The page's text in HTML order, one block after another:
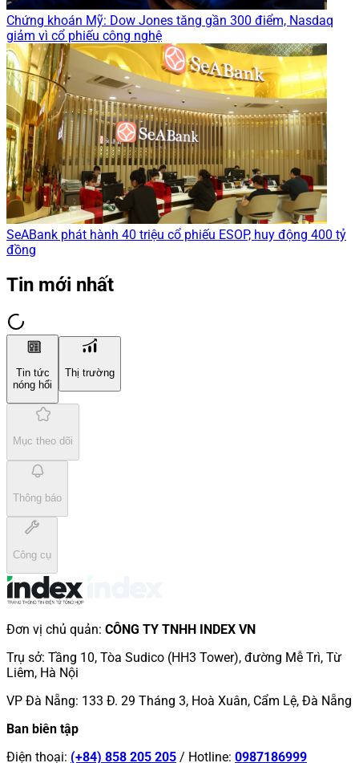
Chứng khoán Mỹ: Dow Jones tăng gần 300 điểm, Nasdaq
giảm vì cổ phiếu công nghệ
SeABank phát hành 40 triệu cổ phiếu ESOP, huy động 400 tỷ
đồng
Tin mới nhất
Tin tức
nóng hổi
Thị trường
Mục theo dõi
Thông báo
Công cụ
Đơn vị chủ quản: CÔNG TY TNHH INDEX VN
Trụ sở: Tầng 10, Tòa Sudico (HH3 Tower), đường Mễ Trì, Từ
Liêm, Hà Nội
VP Đà Nẵng: 133 Đ. 29 Tháng 3, Hoà Xuân, Cẩm Lệ, Đà Nẵng
Ban biên tập
Điện thoại: (+84) 858 205 205 / Hotline: 0987186999